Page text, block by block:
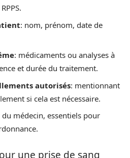
: nom, prénom, date de
: médicaments ou analyses à
et durée du traitement.
autorisés: mentionnant
si cela est nécessaire.
du médecin, essentiels pour
une prise de sang